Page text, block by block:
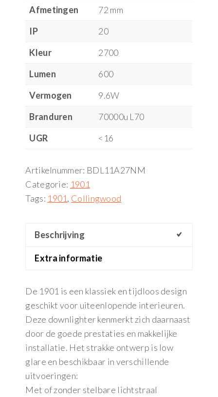
Afmetingen
72 mm
IP
20
Kleur
2700
Lumen
600
Vermogen
9.6W
Branduren
70000u L70
UGR
<16
Artikelnummer: BDL11A27NM
Categorie: 1901
Tags: 1901, Collingwood
Beschrijving
Extra informatie
De 1901 is een klassiek en tijdloos design
geschikt voor uiteenlopende interieuren.
Deze downlighter kenmerkt zich daarnaast
door de goede prestaties en makkelijke
installatie. Het strakke ontwerp is low
glare en beschikbaar in verschillende
uitvoeringen:
Met of zonder stelbare lichtstraal